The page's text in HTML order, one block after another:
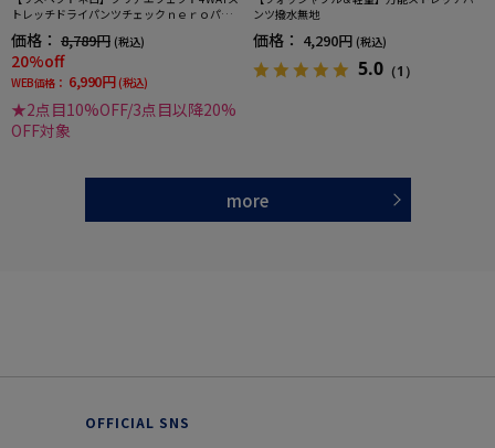
トレッチドライパンツチェックｎｅｒｏパン
ツウォッシャブルノータック春夏
価格： 8,789円 (税込)
20%off
WEB価格： 6,990円 (税込)
★2点目10%OFF/3点目以降20%
OFF対象
ンツ撥水無地
価格： 4,290円 (税込)
5.0 （1）
more
OFFICIAL SNS